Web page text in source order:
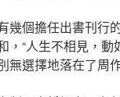
幾個擔任出書刊行
，“人生不相見，
無選擇地落在了周